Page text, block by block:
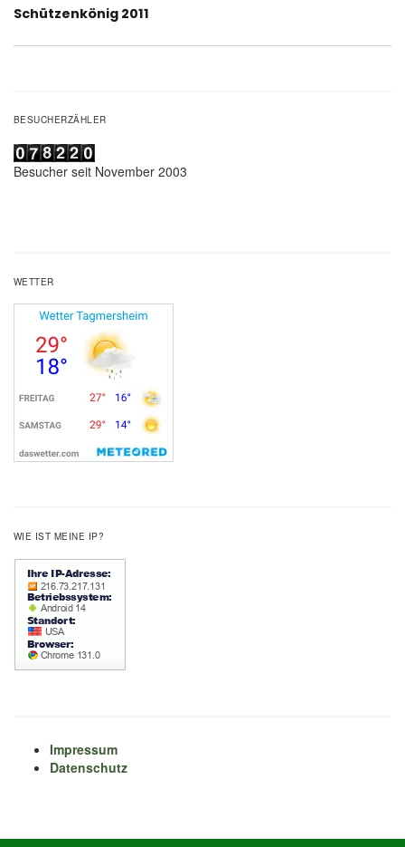
Nächster
Schützenkönig 2011
BESUCHERZÄHLER
Besucher seit November 2003
WETTER
WIE IST MEINE IP?
Impressum
Datenschutz